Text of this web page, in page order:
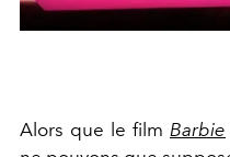
Alors que le film Barbie